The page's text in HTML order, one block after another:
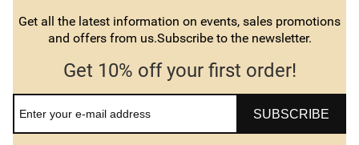
Get all the latest information on events, sales promotions
and offers from us.Subscribe to the newsletter.
Get 10% off your first order!
SUBSCRIBE